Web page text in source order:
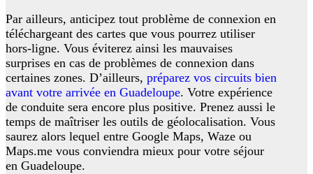
Par ailleurs, anticipez tout problème de connexion en
téléchargeant des cartes que vous pourrez utiliser
hors-ligne. Vous éviterez ainsi les mauvaises
surprises en cas de problèmes de connexion dans
certaines zones. D’ailleurs, préparez vos circuits bien
avant votre arrivée en Guadeloupe. Votre expérience
de conduite sera encore plus positive. Prenez aussi le
temps de maîtriser les outils de géolocalisation. Vous
saurez alors lequel entre Google Maps, Waze ou
Maps.me vous conviendra mieux pour votre séjour
en Guadeloupe.